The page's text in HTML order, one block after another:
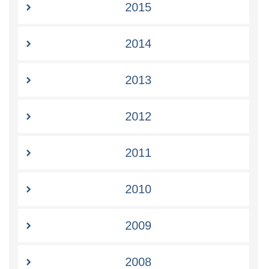
2015
2014
2013
2012
2011
2010
2009
2008